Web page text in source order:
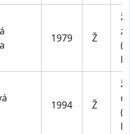
1979 Ž
1994 Ž